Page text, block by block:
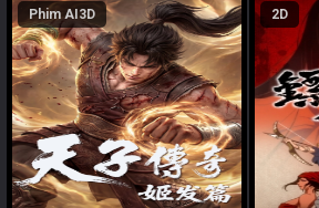
Phim AI 3D 2D